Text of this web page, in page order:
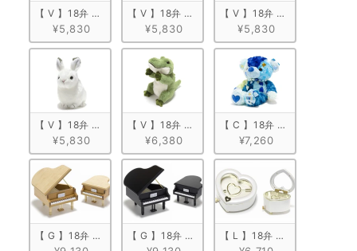
【 V 】18弁 ぬいぐるみオルゴール　柴犬
¥5,830
【 V 】18弁 ぬいぐるみオルゴール　ミケネコ
¥5,830
【 V 】18弁 ぬいぐるみオル
¥5,830
【 V 】18弁 ぬいぐるみオルゴール　うさぎ
¥5,830
【 V 】18弁 ぬいぐるみオルゴール　ワニ
¥6,380
【 C 】18弁 ぬいぐるみオル
¥7,260
【 G 】18弁 木製グランドピアノ型　ナチュラル
【 G 】18弁 木製グランドピアノ型　ブラック
【 L 】18弁 ハート型宝石箱